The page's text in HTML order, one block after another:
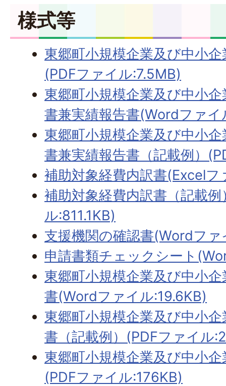
様式等
東郷町小規模企業及び中小
(PDFファイル:7.5MB)
東郷町小規模企業及び中小
書兼実績報告書(Wordファ
東郷町小規模企業及び中小
書兼実績報告書（記載例）
補助対象経費内訳書(Excel
補助対象経費内訳書（記載
ル:811.1KB)
支援機関の確認書(Wordファ
申請書類チェックシート
東郷町小規模企業及び中小
書(Wordファイル:19.6KB)
東郷町小規模企業及び中小
書（記載例）(PDFファイル
東郷町小規模企業及び中小
(PDFファイル:176KB)